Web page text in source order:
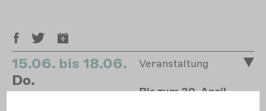
15.06. bis 18.06.
Do.
Veranstaltung
Bis zum 30. April